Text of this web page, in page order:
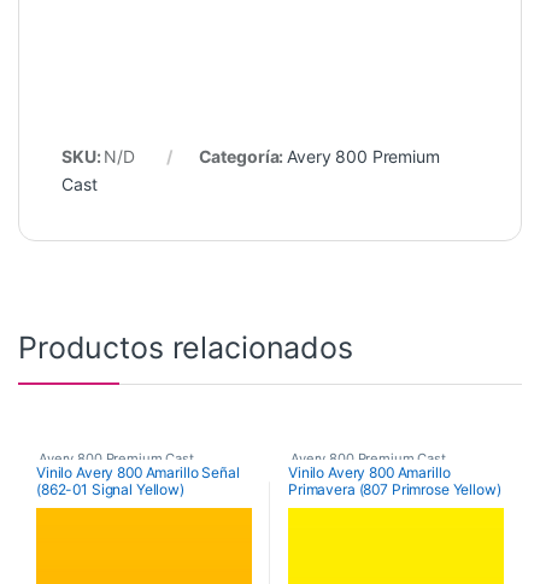
SKU: N/D Categoría: Avery 800 Premium
Cast
Productos relacionados
Avery 800 Premium Cast
Vinilo Avery 800 Amarillo Señal
(862-01 Signal Yellow)
Avery 800 Premium Cast
Vinilo Avery 800 Amarillo
Primavera (807 Primrose Yellow)